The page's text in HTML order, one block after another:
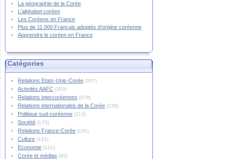
La géographie de la Corée
L'alphabet coréen
Les Coréens en France
Plus de 11.000 Français adoptés d'origine coréenne
Apprendre le coréen en France
Catégories
Relations Etats-Unis-Corée (357)
Activités AAFC (353)
Relations intercoréennes (278)
Relations internationales de la Corée (238)
Politique sud-coréenne (213)
Société (173)
Relations France-Corée (160)
Culture (141)
Economie (121)
Corée et médias (95)